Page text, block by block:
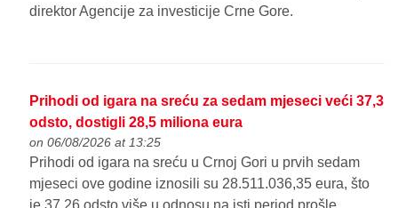
direktor Agencije za investicije Crne Gore.
Prihodi od igara na sreću za sedam mjeseci veći 37,3
odsto, dostigli 28,5 miliona eura
on 06/08/2026 at 13:25
Prihodi od igara na sreću u Crnoj Gori u prvih sedam
mjeseci ove godine iznosili su 28.511.036,35 eura, što